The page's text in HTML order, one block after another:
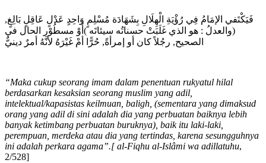
فَيَكْتَفي الإمَامُ فِي رُؤْيَةِ الْهِلَالِ بِشَهَادَة مُسْلِمٍ وَاحِدٍ عَدْلٍ عَاقِلٍ بَالِغٍ,
(والعدلُ : هو الذي غَلَبَتْ حسناتُه سيئاتَه )أَوْ مسطُوْر الحال في
الصحيح, رجُلاً كان أو إمرأةً, حُرًّا أمْ غَيْرَهُ لأنَّهُ أمرٌ دينيٌّ
“Maka cukup seorang imam dalam penentuan rukyatul hilal
berdasarkan kesaksian seorang muslim yang adil,
intelektual/kapasistas keilmuan, baligh, (sementara yang dimaksud
orang yang adil di sini adalah dia yang perbuatan baiknya lebih
banyak ketimbang perbuatan buruknya), baik itu laki-laki,
perempuan, merdeka atau dia yang tertindas, karena sesungguhnya
ini adalah perkara agama”.[ al-Fiqhu al-Islâmi wa adillatuhu,
2/528]